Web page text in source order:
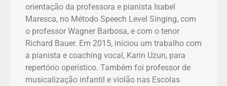
orientação da professora e pianista Isabel
Maresca, no Método Speech Level Singing, com
o professor Wagner Barbosa, e com o tenor
Richard Bauer. Em 2015, iniciou um trabalho com
a pianista e coaching vocal, Karin Uzun, para
repertório operístico. Também foi professor de
musicalização infantil e violão nas Escolas